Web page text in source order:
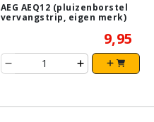
AEG AEQ12 (pluizenborstel
vervangstrip, eigen merk)
9,95